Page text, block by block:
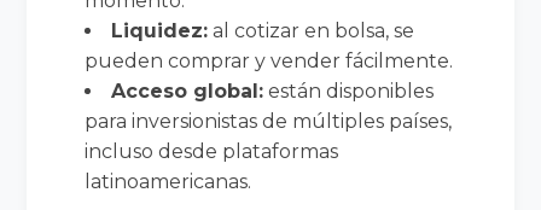
Liquidez: al cotizar en bolsa, se
pueden comprar y vender fácilmente.
Acceso global: están disponibles
para inversionistas de múltiples países,
incluso desde plataformas
latinoamericanas.